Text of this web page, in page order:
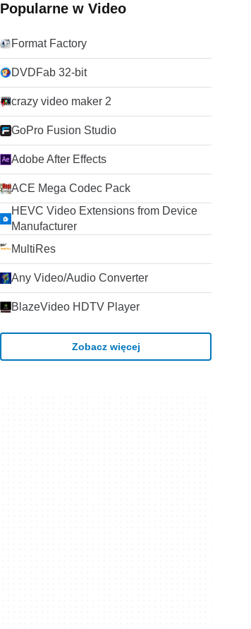
Popularne w Video
Format Factory
DVDFab 32-bit
crazy video maker 2
GoPro Fusion Studio
Adobe After Effects
ACE Mega Codec Pack
HEVC Video Extensions from Device
Manufacturer
MultiRes
Any Video/Audio Converter
BlazeVideo HDTV Player
Zobacz więcej